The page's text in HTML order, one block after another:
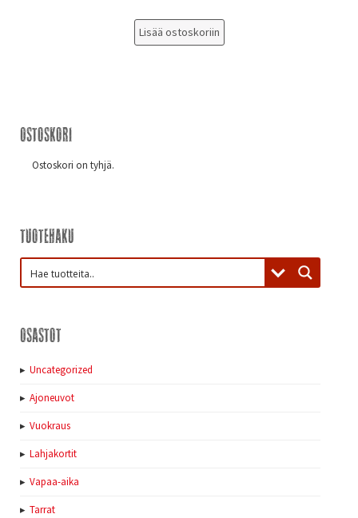
Lisää ostoskoriin
Ostoskori
Ostoskori on tyhjä.
Tuotehaku
Osastot
Uncategorized
Ajoneuvot
Vuokraus
Lahjakortit
Vapaa-aika
Tarrat